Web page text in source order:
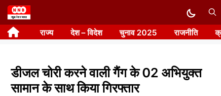
Skip
to
content राज्य देश – विदेश चुनाव 2025 राजनीति
डीजल चोरी करने वाली गैंग के 02 अभियुक्त
सामान के साथ किया गिरफ्तार